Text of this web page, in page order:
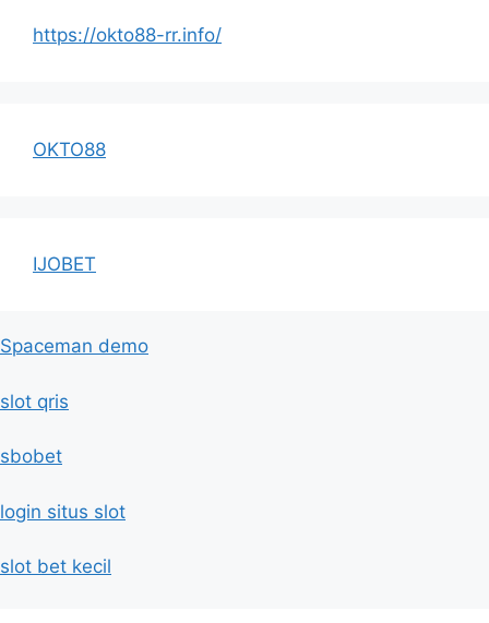
https://okto88-rr.info/
OKTO88
IJOBET
Spaceman demo
slot qris
sbobet
login situs slot
slot bet kecil